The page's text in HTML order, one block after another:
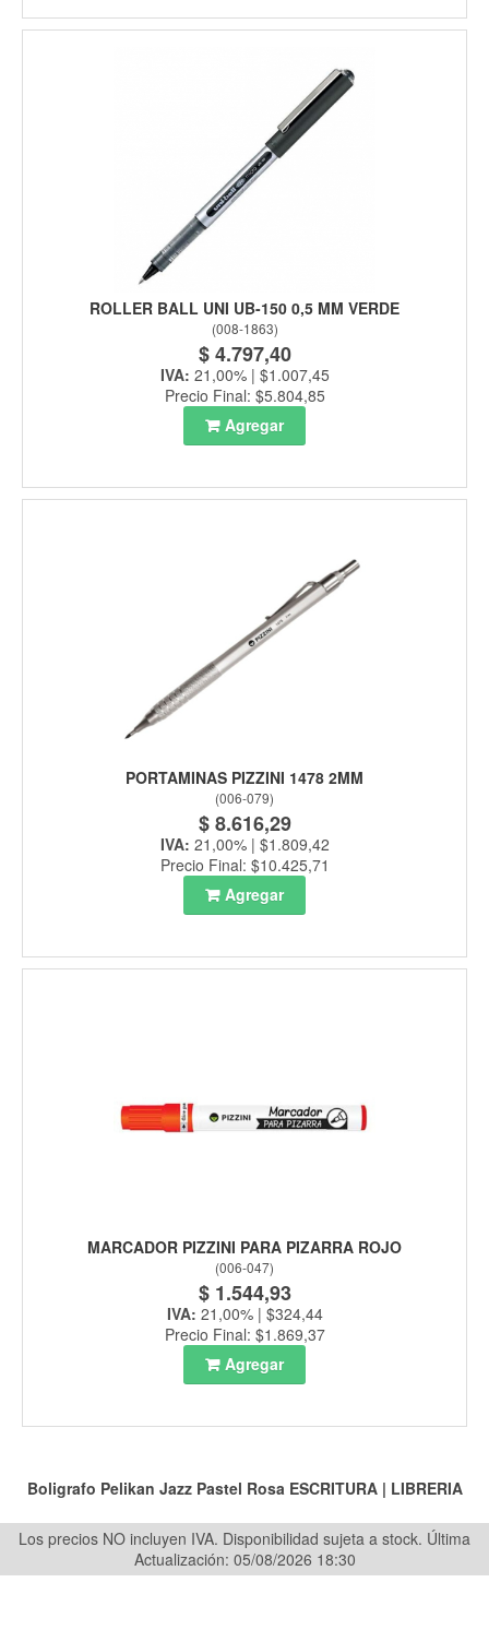
ROLLER BALL UNI UB-150 0,5 MM VERDE
(008-1863)
$ 4.797,40
IVA: 21,00% | $1.007,45
Precio Final: $5.804,85
Agregar
PORTAMINAS PIZZINI 1478 2MM
(006-079)
$ 8.616,29
IVA: 21,00% | $1.809,42
Precio Final: $10.425,71
Agregar
MARCADOR PIZZINI PARA PIZARRA ROJO
(006-047)
$ 1.544,93
IVA: 21,00% | $324,44
Precio Final: $1.869,37
Agregar
Boligrafo Pelikan Jazz Pastel Rosa ESCRITURA| LIBRERIA
Los precios NO incluyen IVA. Disponibilidad sujeta a stock. Última
Actualización: 05/08/2026 18:30